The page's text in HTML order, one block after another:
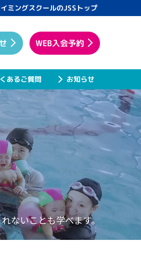
ミングスクールのJSSトップ
あるご質問 お知らせ
WEB入会予約
ないことも学べます。